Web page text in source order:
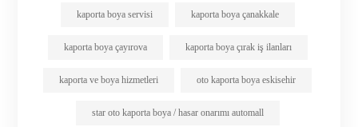
kaporta boya servisi kaporta boya çanakkale
kaporta boya çayırova kaporta boya çırak iş ilanları
kaporta ve boya hizmetleri oto kaporta boya eskisehir
star oto kaporta boya / hasar onarımı automall